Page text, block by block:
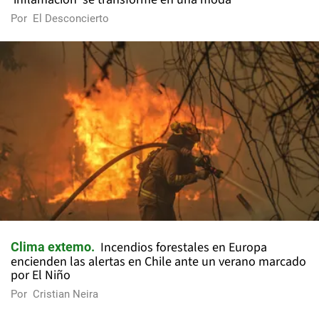
Por El Desconcierto
Clima extemo
Incendios forestales en Europa
encienden las alertas en Chile ante un verano marcado
por El Niño
Por Cristian Neira